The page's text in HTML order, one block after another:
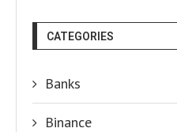
CATEGORIES
Banks
Binance